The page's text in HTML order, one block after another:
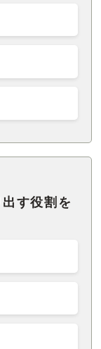
す役割を